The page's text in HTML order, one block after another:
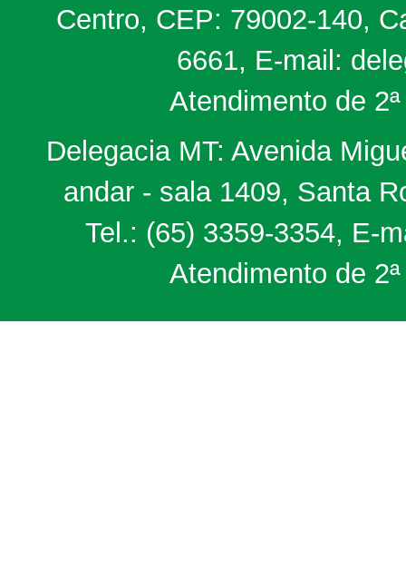
Centro, CEP: 79002-140,
6661, E-mail:
Atendimento de
Delegacia MT: Avenida
andar - sala 1409, Santa
Tel.: (65) 3359-3354, E-
Atendimento de